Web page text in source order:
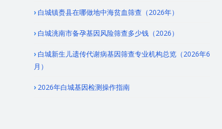
白城镇赉县在哪做地中海贫血筛查（2026年）
白城洮南市备孕基因风险筛查多少钱（2026）
白城新生儿遗传代谢病基因筛查专业机构总览（2026年6
月）
2026年白城基因检测操作指南